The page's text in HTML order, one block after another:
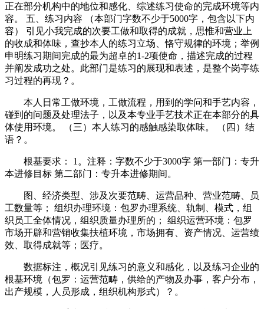
正在部分机构中的地位和感化、综述练习使命的完成环境等内
容。 五、练习内容 （本部门字数不少于5000字，包含以下内
容） 引见小我完成的次要工做和取得的成就，思惟和营业上
的收成和体味，查抄本人的练习立场、恪守规律的环境；举例
申明练习期间完成的最为超卓的1-2项使命，描述完成的过程
并阐发成功之处。此部门是练习的展现和表述，是整个岗亭练
习过程的再现？。
本人日常工做环境，工做流程，用到的学问和手艺内容，
碰到的问题及处理法子，以及本专业手艺技术正在本部分的具
体使用环境。 （三）本人练习的感触感染取体味。 （四）结
语？。
根基要求： 1。注释：字数不少于3000字 第一部门：专升
本进修目标 第二部门：专升本进修期间。
图、经济类型、涉及次要范畴、运营品种、营业范畴、员
工数量等； 组织办理环境：包罗办理系统、轨制、模式，组
织员工全体情况，组织质量办理所的； 组织运营环境：包罗
市场开辟和营销收集扶植环境，市场拥有、资产情况、运营绩
效、取得成就等；医疗。
数据标注，概况引见练习的意义和感化，以及练习企业的
根基环境（包罗：运营范畴，供给的产物及办事，客户分布，
出产规模，人员形成，组织机构形式）？。